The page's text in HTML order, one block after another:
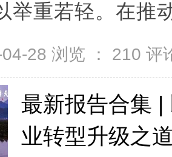
举重若轻。在推
28 浏览 ： 210 评
最新报告合集 |
业转型升级之